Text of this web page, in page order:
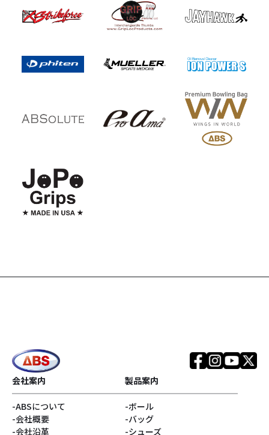
会社案内
ABSについて
会社概要
会社沿革
製品案内
ボール
バッグ
シューズ